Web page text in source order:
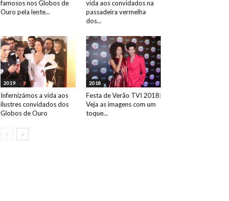
famosos nos Globos de
Ouro pela lente...
vida aos convidados na
passadeira vermelha
dos...
2019
Infernizámos a vida aos
ilustres convidados dos
Globos de Ouro
2018
Festa de Verão TVI 2018:
Veja as imagens com um
toque...